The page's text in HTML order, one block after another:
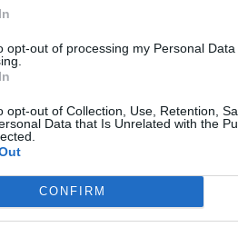
opt-out of processing my Personal
opt-out of Collection, Use, Retention,
Data that Is Unrelated with the
CONFIRM
161 5 april 11